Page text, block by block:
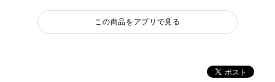
この商品をアプリで見る